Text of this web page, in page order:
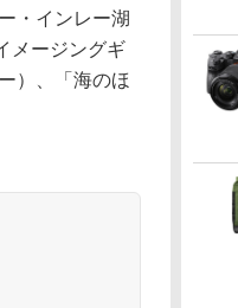
・インレー湖
メージングギ
）、「海のほ